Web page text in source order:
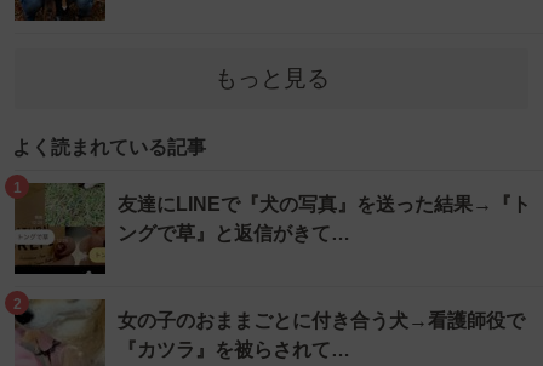
もっと見る
よく読まれている記事
1
友達にLINEで『犬の写真』を送った結果→『ト
ングで草』と返信がきて…
2
女の子のおままごとに付き合う犬→看護師役で
『カツラ』を被らされて…